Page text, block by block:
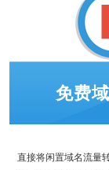
免费
直接将闲置域名流量